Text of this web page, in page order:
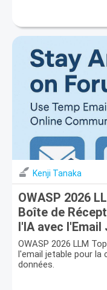
Kenji Tanaka
OWASP 2026
Boîte de
l'IA avec l'Email
OWASP 2026 LLM
l'email jetable pour la
données.